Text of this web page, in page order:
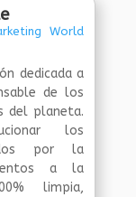
World
dedicada a
de los
del planeta.
los
por la
a la
limpia,